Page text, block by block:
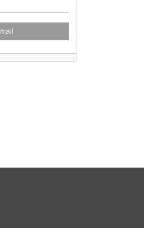
mail